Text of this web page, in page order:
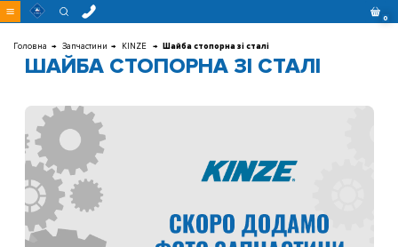
Перейти
до 0
Головна Запчастини KINZE Шайба стопорна зі сталі
ШАЙБА СТОПОРНА ЗІ СТАЛІ